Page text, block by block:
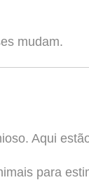
mudam.
Aqui
para